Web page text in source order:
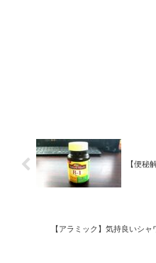
【便秘
【アラミック】気持良いシャ